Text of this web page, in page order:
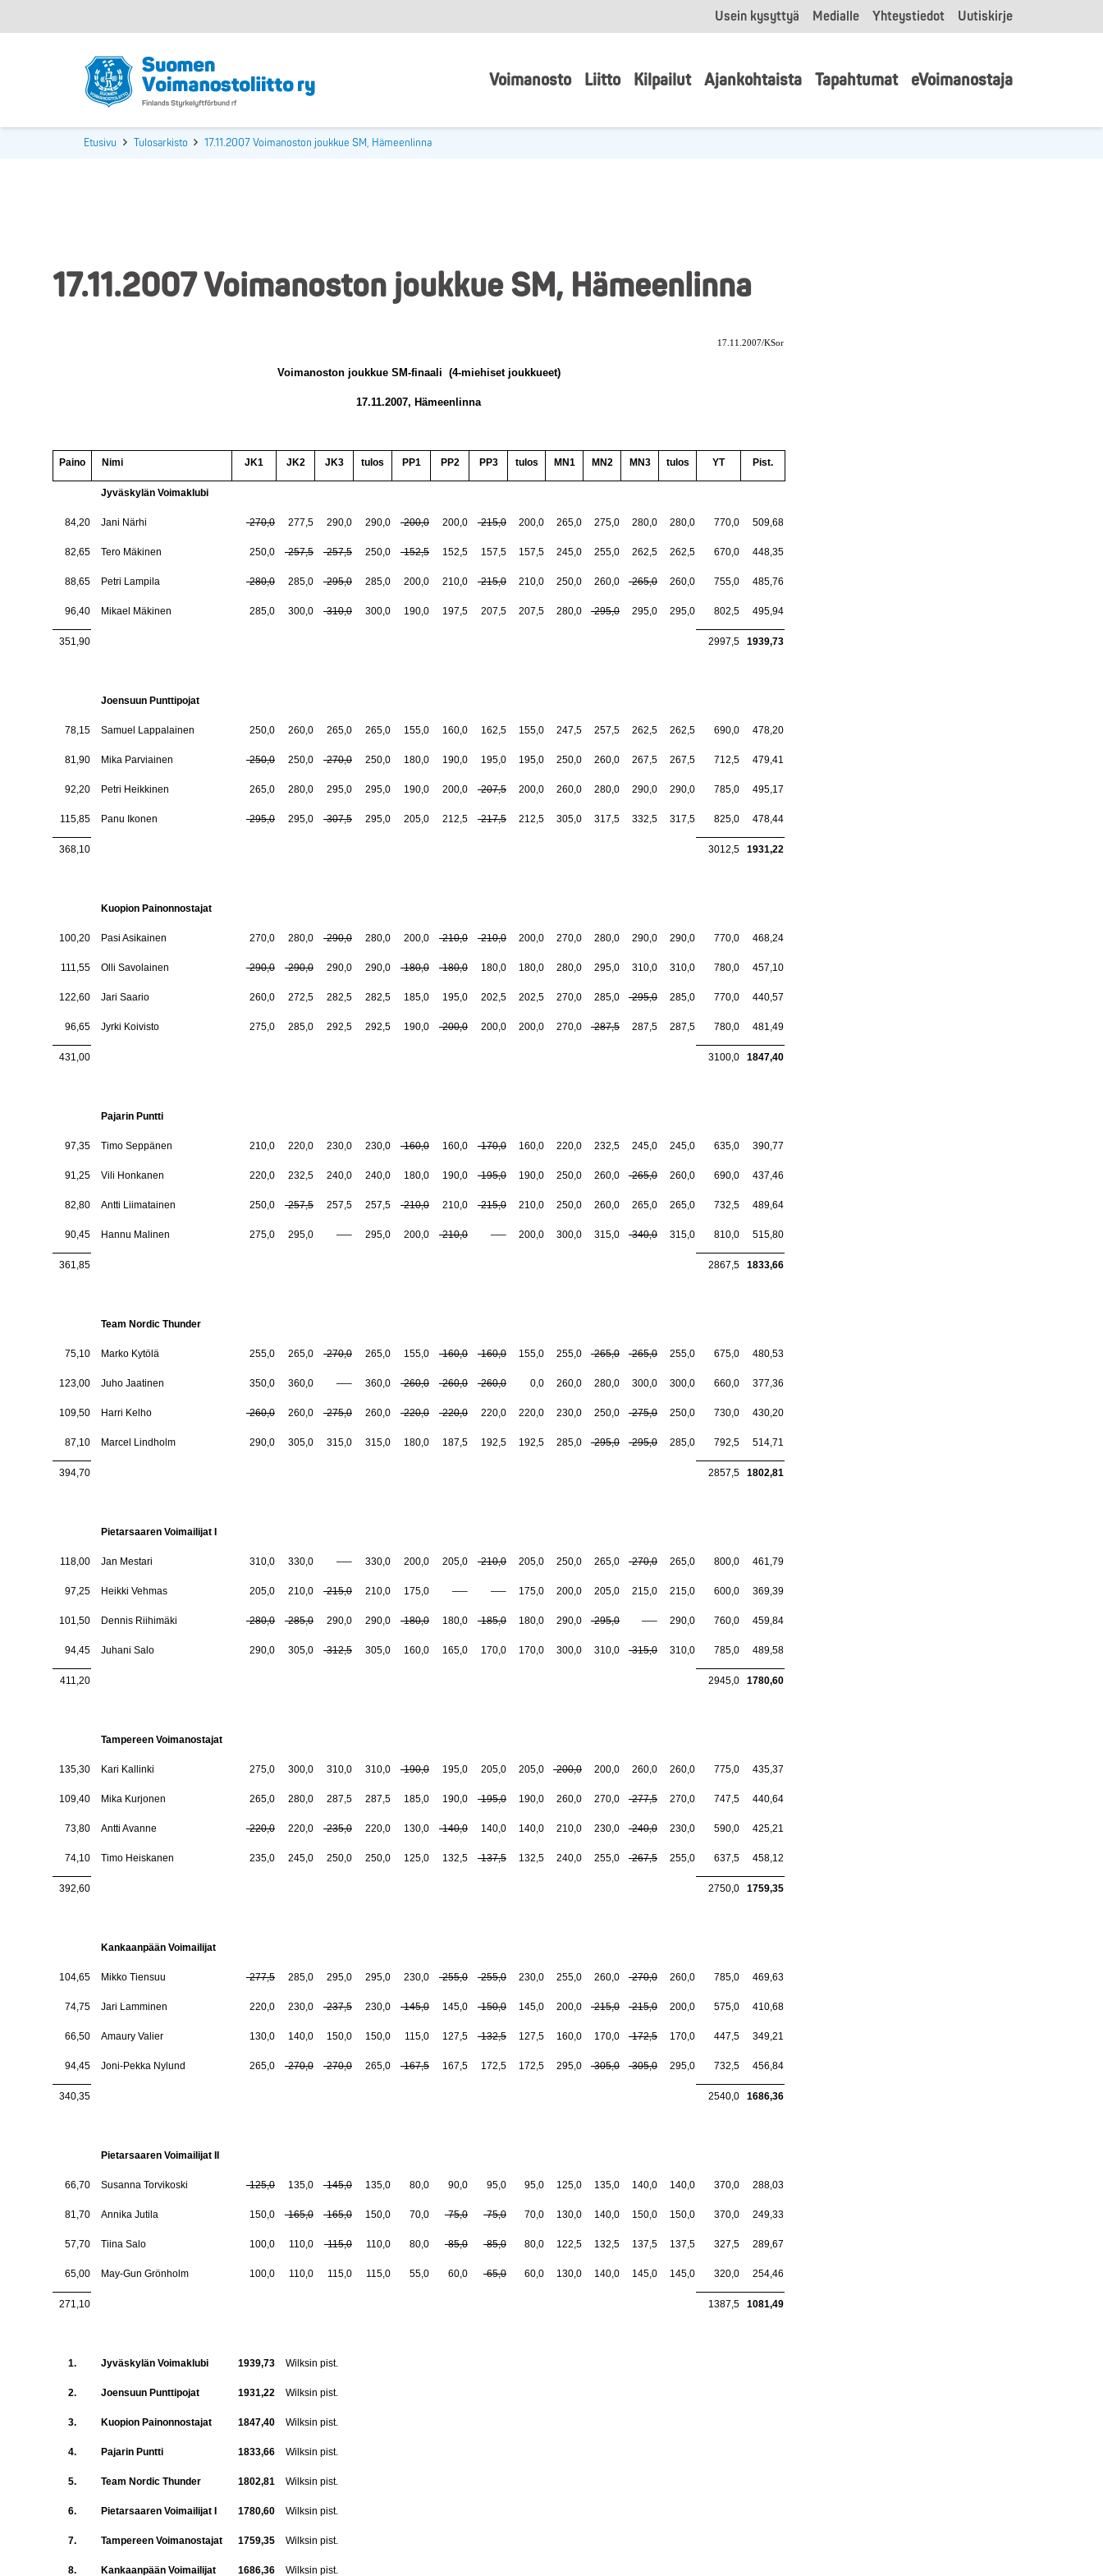
Usein kysyttyä Medialle Yhteystiedot Uutiskirje
Voimanosto Liitto Kilpailut Ajankohtaista Tapahtumat eVoimanostaja
Etusivu Tulosarkisto 17.11.2007 Voimanoston joukkue SM, Hämeenlinna
17.11.2007 Voimanoston joukkue SM, Hämeenlinna
17.11.2007/KSor
Voimanoston joukkue SM-finaali (4-miehiset joukkueet)
17.11.2007, Hämeenlinna
Paino Nimi JK1 JK2 JK3 tulos PP1 PP2 PP3 tulos MN1 MN2 MN3 tulos YT Pist.
Jyväskylän Voimaklubi
84,20 Jani Närhi -270,0 277,5 290,0 290,0 -200,0 200,0 -215,0 200,0 265,0 275,0 280,0 280,0 770,0 509,68
82,65 Tero Mäkinen 250,0 -257,5 -257,5 250,0 -152,5 152,5 157,5 157,5 245,0 255,0 262,5 262,5 670,0 448,35
88,65 Petri Lampila -280,0 285,0 -295,0 285,0 200,0 210,0 -215,0 210,0 250,0 260,0 -265,0 260,0 755,0 485,76
96,40 Mikael Mäkinen 285,0 300,0 -310,0 300,0 190,0 197,5 207,5 207,5 280,0 -295,0 295,0 295,0 802,5 495,94
351,90 2997,5 1939,73
Joensuun Punttipojat
78,15 Samuel Lappalainen 250,0 260,0 265,0 265,0 155,0 160,0 162,5 155,0 247,5 257,5 262,5 262,5 690,0 478,20
81,90 Mika Parviainen -250,0 250,0 -270,0 250,0 180,0 190,0 195,0 195,0 250,0 260,0 267,5 267,5 712,5 479,41
92,20 Petri Heikkinen 265,0 280,0 295,0 295,0 190,0 200,0 -207,5 200,0 260,0 280,0 290,0 290,0 785,0 495,17
115,85 Panu Ikonen -295,0 295,0 -307,5 295,0 205,0 212,5 -217,5 212,5 305,0 317,5 332,5 317,5 825,0 478,44
368,10 3012,5 1931,22
Kuopion Painonnostajat
100,20 Pasi Asikainen 270,0 280,0 -290,0 280,0 200,0 -210,0 -210,0 200,0 270,0 280,0 290,0 290,0 770,0 468,24
111,55 Olli Savolainen -290,0 -290,0 290,0 290,0 -180,0 -180,0 180,0 180,0 280,0 295,0 310,0 310,0 780,0 457,10
122,60 Jari Saario 260,0 272,5 282,5 282,5 185,0 195,0 202,5 202,5 270,0 285,0 -295,0 285,0 770,0 440,57
96,65 Jyrki Koivisto 275,0 285,0 292,5 292,5 190,0 -200,0 200,0 200,0 270,0 -287,5 287,5 287,5 780,0 481,49
431,00 3100,0 1847,40
Pajarin Puntti
97,35 Timo Seppänen 210,0 220,0 230,0 230,0 -160,0 160,0 -170,0 160,0 220,0 232,5 245,0 245,0 635,0 390,77
91,25 Vili Honkanen 220,0 232,5 240,0 240,0 180,0 190,0 -195,0 190,0 250,0 260,0 -265,0 260,0 690,0 437,46
82,80 Antti Liimatainen 250,0 -257,5 257,5 257,5 -210,0 210,0 -215,0 210,0 250,0 260,0 265,0 265,0 732,5 489,64
90,45 Hannu Malinen 275,0 295,0 —– 295,0 200,0 -210,0 —– 200,0 300,0 315,0 -340,0 315,0 810,0 515,80
361,85 2867,5 1833,66
Team Nordic Thunder
75,10 Marko Kytölä 255,0 265,0 -270,0 265,0 155,0 -160,0 -160,0 155,0 255,0 -265,0 -265,0 255,0 675,0 480,53
123,00 Juho Jaatinen 350,0 360,0 —– 360,0 -260,0 -260,0 -260,0 0,0 260,0 280,0 300,0 300,0 660,0 377,36
109,50 Harri Kelho -260,0 260,0 -275,0 260,0 -220,0 -220,0 220,0 220,0 230,0 250,0 -275,0 250,0 730,0 430,20
87,10 Marcel Lindholm 290,0 305,0 315,0 315,0 180,0 187,5 192,5 192,5 285,0 -295,0 -295,0 285,0 792,5 514,71
394,70 2857,5 1802,81
Pietarsaaren Voimailijat I
118,00 Jan Mestari 310,0 330,0 —– 330,0 200,0 205,0 -210,0 205,0 250,0 265,0 -270,0 265,0 800,0 461,79
97,25 Heikki Vehmas 205,0 210,0 -215,0 210,0 175,0 —– —– 175,0 200,0 205,0 215,0 215,0 600,0 369,39
101,50 Dennis Riihimäki -280,0 -285,0 290,0 290,0 -180,0 180,0 -185,0 180,0 290,0 -295,0 —– 290,0 760,0 459,84
94,45 Juhani Salo 290,0 305,0 -312,5 305,0 160,0 165,0 170,0 170,0 300,0 310,0 -315,0 310,0 785,0 489,58
411,20 2945,0 1780,60
Tampereen Voimanostajat
135,30 Kari Kallinki 275,0 300,0 310,0 310,0 -190,0 195,0 205,0 205,0 -200,0 200,0 260,0 260,0 775,0 435,37
109,40 Mika Kurjonen 265,0 280,0 287,5 287,5 185,0 190,0 -195,0 190,0 260,0 270,0 -277,5 270,0 747,5 440,64
73,80 Antti Avanne -220,0 220,0 -235,0 220,0 130,0 -140,0 140,0 140,0 210,0 230,0 -240,0 230,0 590,0 425,21
74,10 Timo Heiskanen 235,0 245,0 250,0 250,0 125,0 132,5 -137,5 132,5 240,0 255,0 -267,5 255,0 637,5 458,12
392,60 2750,0 1759,35
Kankaanpään Voimailijat
104,65 Mikko Tiensuu -277,5 285,0 295,0 295,0 230,0 -255,0 -255,0 230,0 255,0 260,0 -270,0 260,0 785,0 469,63
74,75 Jari Lamminen 220,0 230,0 -237,5 230,0 -145,0 145,0 -150,0 145,0 200,0 -215,0 -215,0 200,0 575,0 410,68
66,50 Amaury Valier 130,0 140,0 150,0 150,0 115,0 127,5 -132,5 127,5 160,0 170,0 -172,5 170,0 447,5 349,21
94,45 Joni-Pekka Nylund 265,0 -270,0 -270,0 265,0 -167,5 167,5 172,5 172,5 295,0 -305,0 -305,0 295,0 732,5 456,84
340,35 2540,0 1686,36
Pietarsaaren Voimailijat II
66,70 Susanna Torvikoski -125,0 135,0 -145,0 135,0 80,0 90,0 95,0 95,0 125,0 135,0 140,0 140,0 370,0 288,03
81,70 Annika Jutila 150,0 -165,0 -165,0 150,0 70,0 -75,0 -75,0 70,0 130,0 140,0 150,0 150,0 370,0 249,33
57,70 Tiina Salo 100,0 110,0 -115,0 110,0 80,0 -85,0 -85,0 80,0 122,5 132,5 137,5 137,5 327,5 289,67
65,00 May-Gun Grönholm 100,0 110,0 115,0 115,0 55,0 60,0 -65,0 60,0 130,0 140,0 145,0 145,0 320,0 254,46
271,10 1387,5 1081,49
1. Jyväskylän Voimaklubi 1939,73 Wilksin pist.
2. Joensuun Punttipojat 1931,22 Wilksin pist.
3. Kuopion Painonnostajat 1847,40 Wilksin pist.
4. Pajarin Puntti 1833,66 Wilksin pist.
5. Team Nordic Thunder 1802,81 Wilksin pist.
6. Pietarsaaren Voimailijat I 1780,60 Wilksin pist.
7. Tampereen Voimanostajat 1759,35 Wilksin pist.
8. Kankaanpään Voimailijat 1686,36 Wilksin pist.